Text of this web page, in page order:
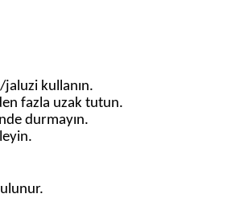
kullanın.
fazla uzak tutun.
durmayın.